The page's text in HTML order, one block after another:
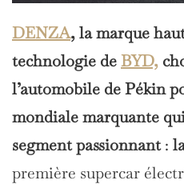
DENZA, la marque
technologie deBYD,
l’automobile de Pékin
mondiale marquante
segment passionnant:
première supercar